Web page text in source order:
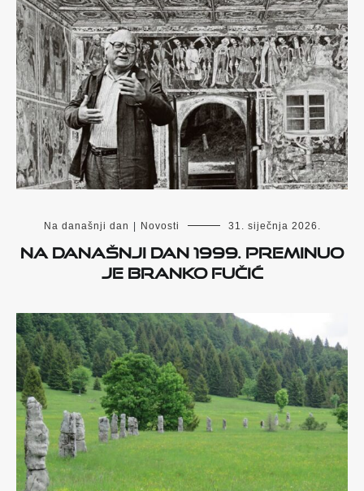
Na današnji dan Novosti 31. siječnja 2026.
Na današnji dan 1999. preminuo
je Branko Fučić